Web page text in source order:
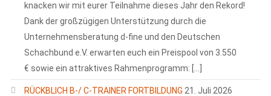
knacken wir mit eurer Teilnahme dieses Jahr den Rekord!
Dank der großzügigen Unterstützung durch die
Unternehmensberatung d-fine und den Deutschen
Schachbund e.V. erwarten euch ein Preispool von 3.550
€ sowie ein attraktives Rahmenprogramm: […]
RÜCKBLICH B-/ C-TRAINER FORTBILDUNG 21. Juli 2026